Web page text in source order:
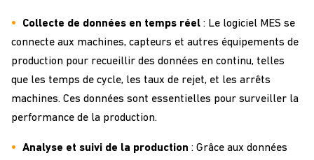
Collecte de données en temps réel : Le logiciel MES se
connecte aux machines, capteurs et autres équipements de
production pour recueillir des données en continu, telles
que les temps de cycle, les taux de rejet, et les arrêts
machines. Ces données sont essentielles pour surveiller la
performance de la production.
Analyse et suivi de la production : Grâce aux données